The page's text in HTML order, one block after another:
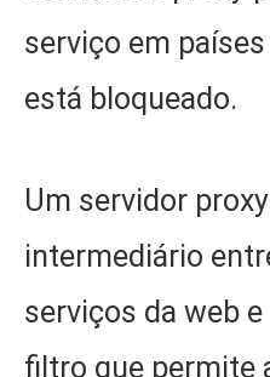
serviço em
está bloqueado.
Um servidor
intermediário
serviços da web
filtro que permite